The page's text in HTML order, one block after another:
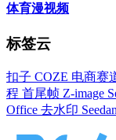
体育漫视频
标签云
扣子 COZE 电商赛
程 首尾帧 Z-image
Office 去水印